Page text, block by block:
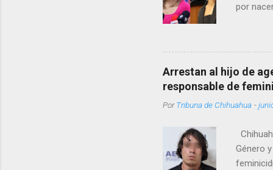
por
¿Qué tal
tendrá
favor,
han sido
Arrestan al hijo de
responsable de
PorTribuna de Chihuahua -
Género